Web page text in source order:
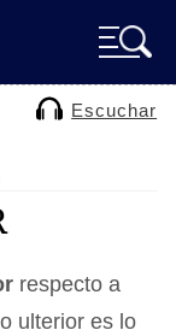
Escuchar
respecto a
ulterior es lo